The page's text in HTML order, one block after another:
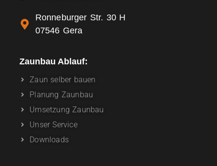
Ronneburger Str. 30 H
07546 Gera
Zaunbau Ablauf:
Zaun selber bauen
Planung Zaunbau
Umsetzung Zaunbau
Unser Service
Downloads